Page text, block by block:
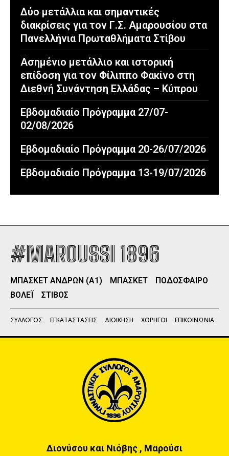
Δύο μετάλλια και σημαντικές
διακρίσεις για τον Γ.Σ. Αμαρουσίου στα
Πανελλήνια Πρωταθλήματα Στίβου
Ασημένιο μετάλλιο και ιστορική
επίδοση για τον Φίλιππο Φακίνο στη
Διεθνή Συνάντηση Ελλάδας – Κύπρου
Εβδομαδιαίο Πρόγραμμα 27/07-
02/08/2026
Εβδομαδιαίο Πρόγραμμα 20-26/07/2026
Εβδομαδιαίο Πρόγραμμα 13-19/07/2026
#MAROUSSI 1896
ΜΠΑΣΚΕΤ ΑΝΔΡΩΝ (Α1) ΜΠΑΣΚΕΤ
ΠΟΔΟΣΦΑΙΡΟ
ΒΟΛΕΪ
ΣΤΙΒΟΣ
ΣΥΛΛΟΓΟΣ ΕΓΚΑΤΑΣΤΑΣΕΙΣ ΔΙΟΙΚΗΣΗ ΧΟΡΗΓΟΙ ΕΠΙΚΟΙΝΩΝΙΑ
Διονύσου και Νιόβης , Μαρούσι